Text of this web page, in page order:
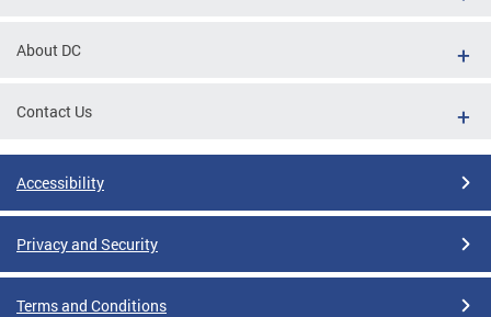
About DC
Contact Us
Accessibility
Privacy and Security
Terms and Conditions